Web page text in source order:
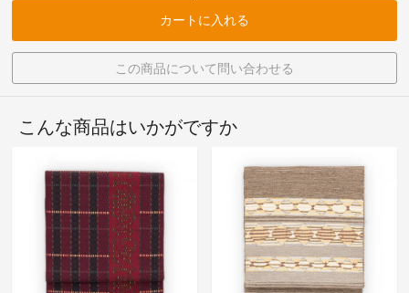
カートに入れる
この商品について問い合わせる
こんな商品はいかがですか